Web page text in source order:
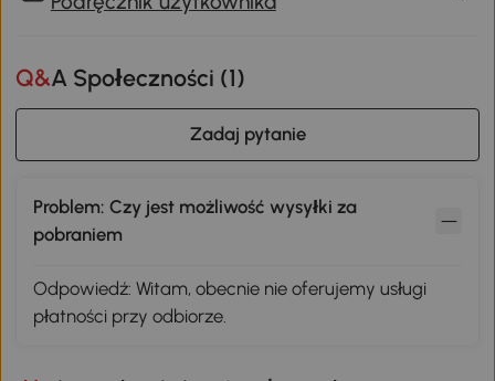
Q&A Społeczności (1)
Zadaj pytanie
Problem: Czy jest możliwość wysyłki za
pobraniem
Odpowiedź: Witam, obecnie nie oferujemy usługi
płatności przy odbiorze.